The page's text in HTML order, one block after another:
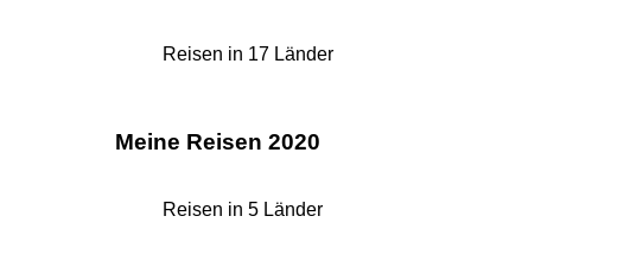
Reisen in 17 Länder
Meine Reisen 2020
Reisen in 5 Länder